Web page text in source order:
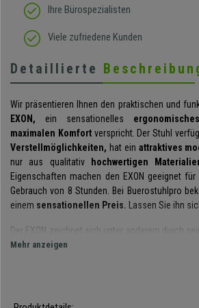
Ihre Bürospezialisten
Viele zufriedene Kunden
Detaillierte
Wir präsentieren Ihnen den praktischen und
EXON, ein sensationelles
maximalen Komfortverspricht. Der Stuhl
Verstellmöglichkeiten, hat ein attraktives
nur aus qualitativ
hochwertigen
Eigenschaften machen den EXON geeignet
Gebrauch von 8 Stunden. Bei Buerostuhlpro
einem sensationellen Preis. Lassen Sie ihn
Der EXON zeichnet sich unter anderem durch
den er bietet. Dieser ist zurückzuführen
Lordosenstütze
Mehr anzeigen